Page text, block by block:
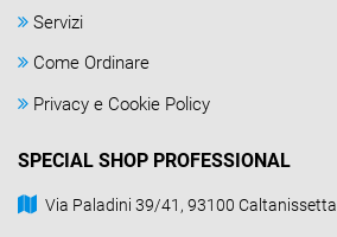
Servizi
Come Ordinare
Privacy e Cookie Policy
SPECIAL SHOP PROFESSIONAL
Via Paladini 39/41, 93100 Caltanissetta